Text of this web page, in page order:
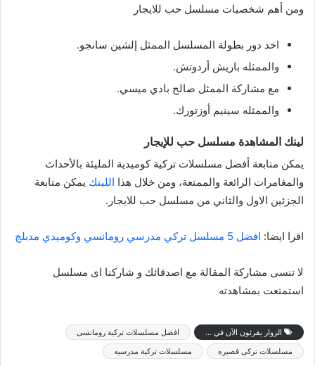
ومن أهم شخصيات مسلسل حب للايجار
اخد دور بطولة المسلسل الممثل إلشين سانجو.
والممثله باريش أردوتش.
مع مشاركة الممثل صالح بادي ميسي.
والممثله سينيم أوزتورك.
لينك المشاهدة مسلسل حب للإيجار
يمكن متابعة أفضل مسلسلات تركية كوميدية المليئة بالأحداث
والمغامرات الرائعة والممتعة، ومن خلال هذا اللينك يمكن متابعة
الجزئين الاول والثاني من مسلسل حب للايجار.
اقرا ايضا: افضل 5 مسلسل تركي مدرسي رومانسي وكوميدي مدبلج
لا تنسى مشاركة المقالة مع اصدقائك و شاركنا اى مسلسل
استمتعت بمشاهدته
الزوار يقرئون الاَن في ...
افضل مسلسلات تركية رومانسى
مسلسلات تركى قصيره
مسلسلات تركية مدرسيه